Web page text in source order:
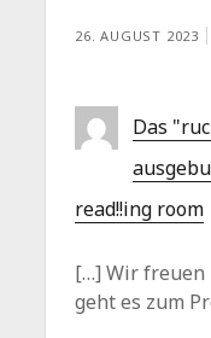
26. AUGUST 2023
Das
read!!ing room
[…] Wir freuen
geht es zum